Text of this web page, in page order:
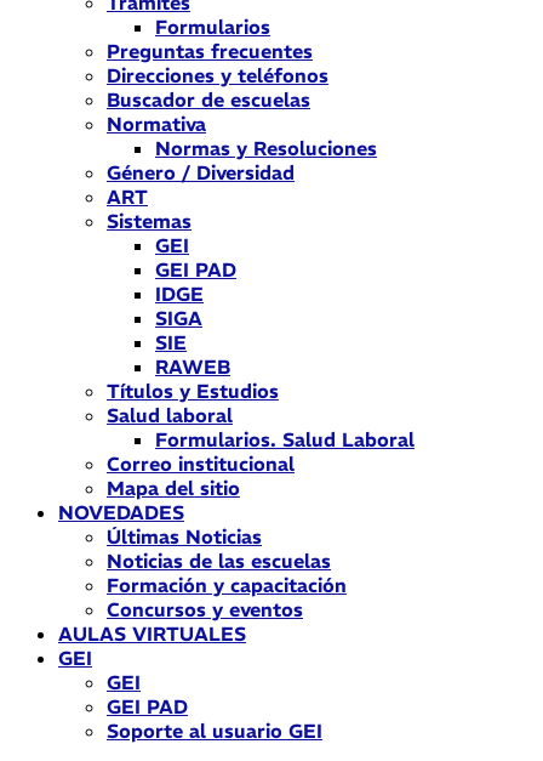
Formularios
Preguntas frecuentes
Direcciones y teléfonos
Buscador de escuelas
Normativa
Normas y Resoluciones
Género / Diversidad
ART
Sistemas
GEI
GEI PAD
IDGE
SIGA
SIE
RAWEB
Títulos y Estudios
Salud laboral
Formularios. Salud Laboral
Correo institucional
Mapa del sitio
NOVEDADES
Últimas Noticias
Noticias de las escuelas
Formación y capacitación
Concursos y eventos
AULAS VIRTUALES
GEI
GEI
GEI PAD
Soporte al usuario GEI